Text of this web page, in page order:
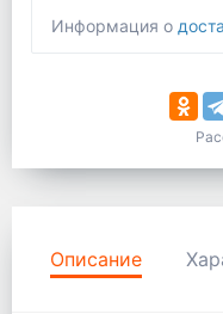
Информация о
Описание